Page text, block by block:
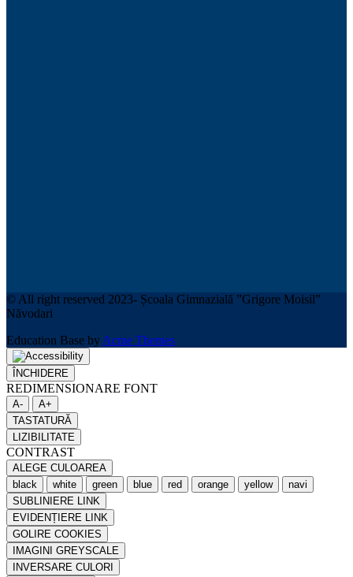
© All right reserved 2023- Școala Gimnazială ”Grigore Moisil”
Năvodari
Education Base by Acme Themes
ÎNCHIDERE
REDIMENSIONARE FONT
A-
A+
TASTATURĂ
LIZIBILITATE
CONTRAST
ALEGE CULOAREA
black
white green blue red orange yellow
navi
SUBLINIERE LINK
EVIDENȚIERE LINK
GOLIRE COOKIES
IMAGINI GREYSCALE
INVERSARE CULORI